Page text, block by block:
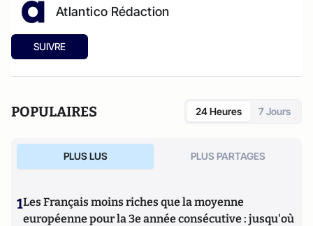
Atlantico Rédaction
SUIVRE
POPULAIRES 24 Heures 7 Jours
PLUS LUS PLUS PARTAGES
1Les Français moins riches que la moyenne
européenne pour la 3e année consécutive : jusqu'où